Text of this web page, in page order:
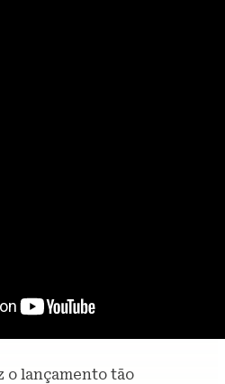
o lançamento tão